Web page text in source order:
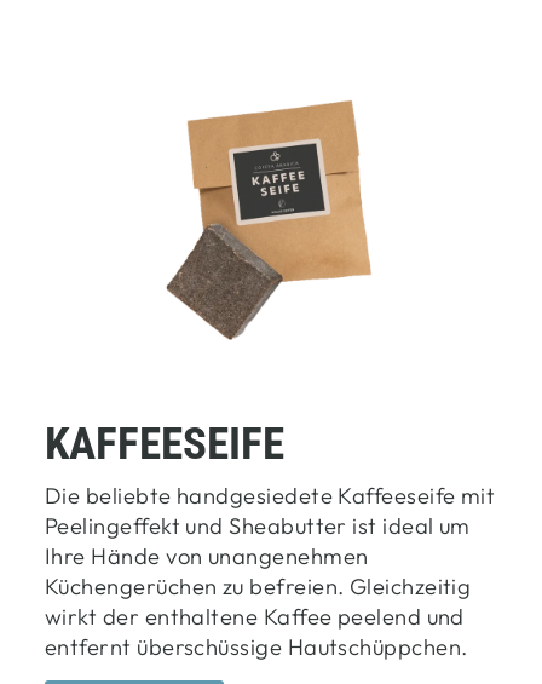
KAFFEESEIFE
Die beliebte handgesiedete Kaffeeseife mit
Peelingeffekt und Sheabutter ist ideal um
Ihre Hände von unangenehmen
Küchengerüchen zu befreien. Gleichzeitig
wirkt der enthaltene Kaffee peelend und
entfernt überschüssige Hautschüppchen.